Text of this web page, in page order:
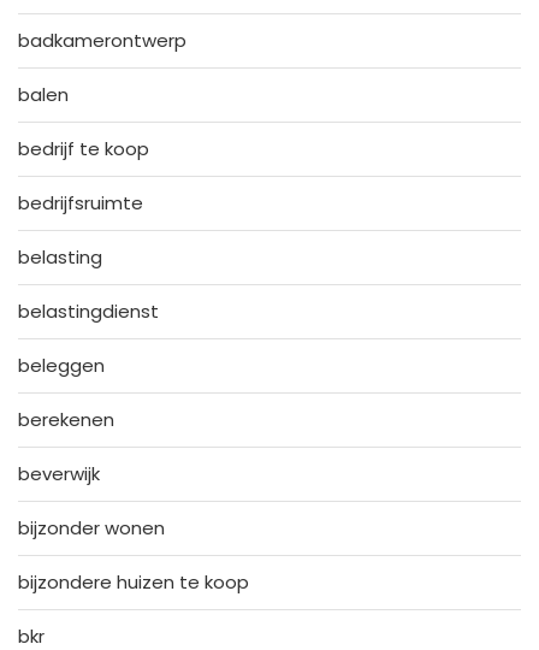
badkamerontwerp
balen
bedrijf te koop
bedrijfsruimte
belasting
belastingdienst
beleggen
berekenen
beverwijk
bijzonder wonen
bijzondere huizen te koop
bkr